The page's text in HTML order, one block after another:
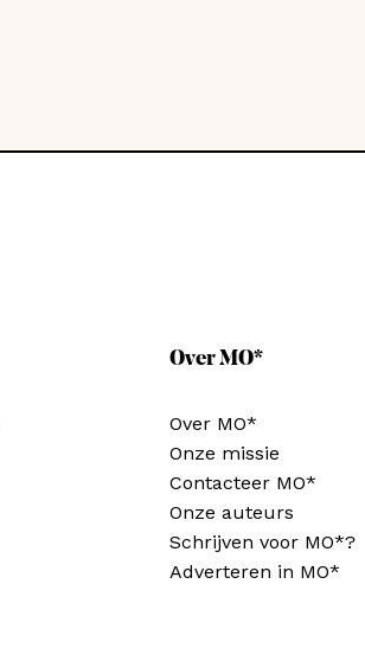
Over MO*
Over MO*
Onze missie
Contacteer MO*
Onze auteurs
Schrijven voor MO*?
Adverteren in MO*